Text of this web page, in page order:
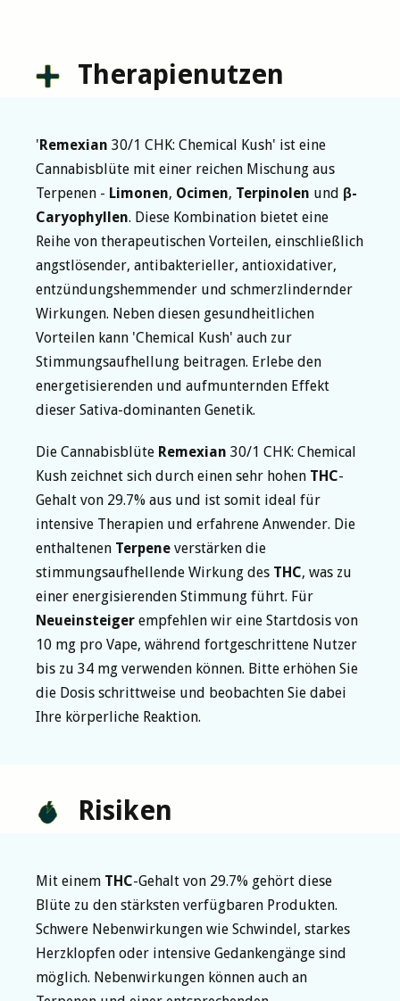
Therapienutzen
'Remexian 30/1 CHK: Chemical Kush' ist eine
Cannabisblüte mit einer reichen Mischung aus
Terpenen - Limonen, Ocimen, Terpinolen und β-
Caryophyllen. Diese Kombination bietet eine
Reihe von therapeutischen Vorteilen, einschließlich
angstlösender, antibakterieller, antioxidativer,
entzündungshemmender und schmerzlindernder
Wirkungen. Neben diesen gesundheitlichen
Vorteilen kann 'Chemical Kush' auch zur
Stimmungsaufhellung beitragen. Erlebe den
energetisierenden und aufmunternden Effekt
dieser Sativa-dominanten Genetik.
Die Cannabisblüte Remexian 30/1 CHK: Chemical
Kush zeichnet sich durch einen sehr hohen THC-
Gehalt von 29.7% aus und ist somit ideal für
intensive Therapien und erfahrene Anwender. Die
enthaltenen Terpene verstärken die
stimmungsaufhellende Wirkung des THC, was zu
einer energisierenden Stimmung führt. Für
Neueinsteiger empfehlen wir eine Startdosis von
10 mg pro Vape, während fortgeschrittene Nutzer
bis zu 34 mg verwenden können. Bitte erhöhen Sie
die Dosis schrittweise und beobachten Sie dabei
Ihre körperliche Reaktion.
Risiken
Mit einem THC-Gehalt von 29.7% gehört diese
Blüte zu den stärksten verfügbaren Produkten.
Schwere Nebenwirkungen wie Schwindel, starkes
Herzklopfen oder intensive Gedankengänge sind
möglich. Nebenwirkungen können auch an